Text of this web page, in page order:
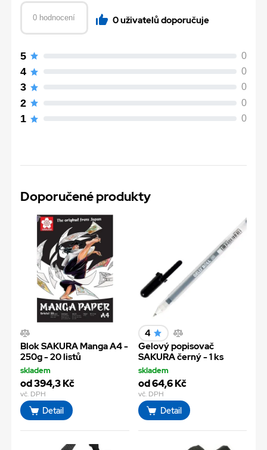
0 hodnocení 0 uživatelů doporučuje
5 0
4 0
3 0
2 0
1 0
Doporučené produkty
Blok SAKURA Manga A4 -
250g - 20 listů
skladem
od 394,3 Kč
vč. DPH
Detail
4
Gelový popisovač
SAKURA černý - 1 ks
skladem
od 64,6 Kč
vč. DPH
Detail